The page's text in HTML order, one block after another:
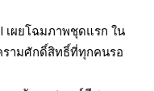
เผยโฉมภาพชุดแรก ใน
รามศักดิ์สิทธิ์ที่ทุกคนรอ